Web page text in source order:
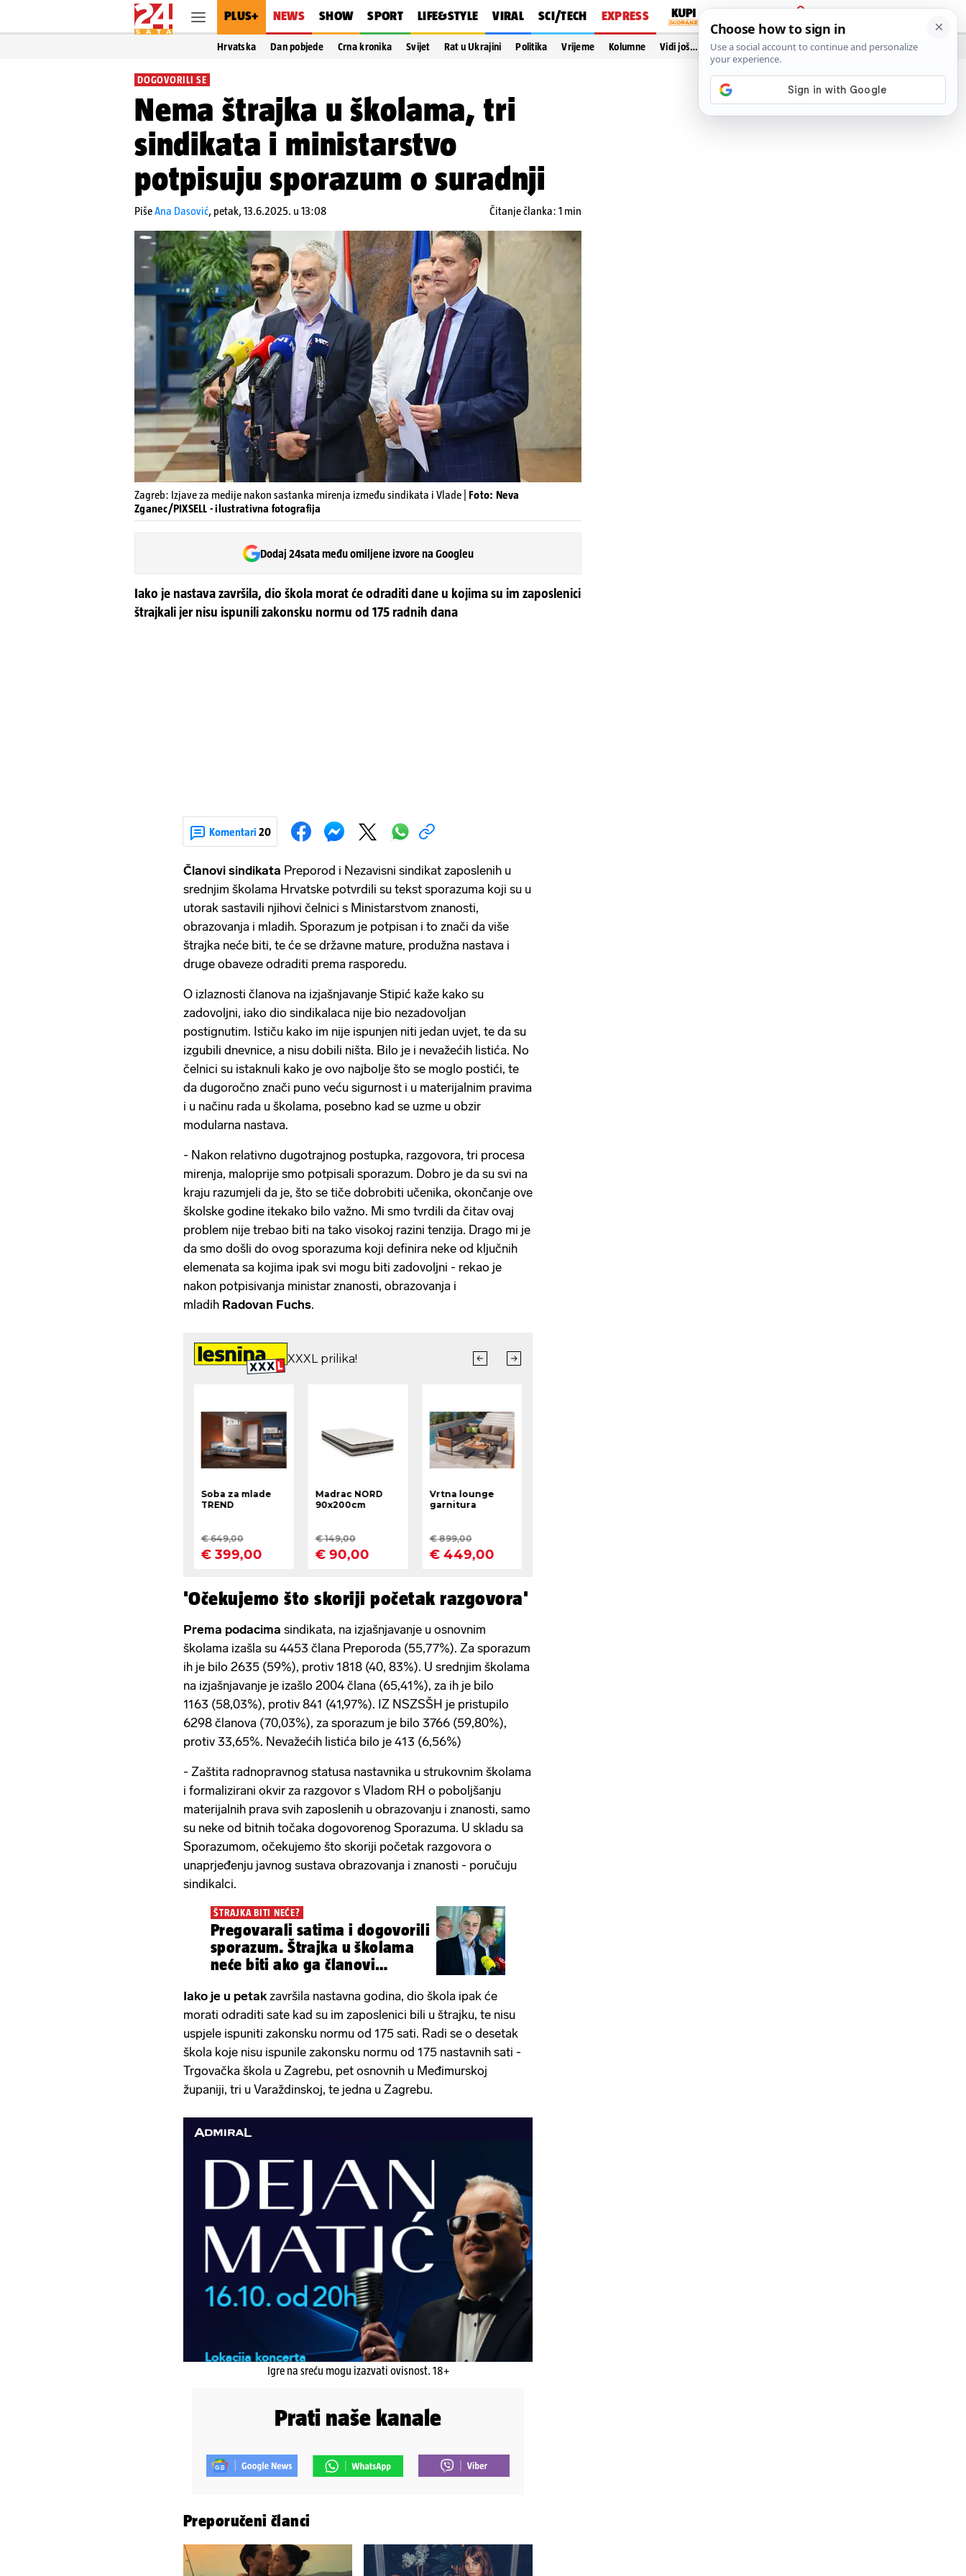
PLUS+ NEWS SHOW SPORT LIFE&STYLE VIRAL SCI/TECH EXPRESS
PRIJAVA
Hrvatska Dan pobjede Crna kronika Svijet Rat u Ukrajini Politika Vrijeme Kolumne Vidi još…
DOGOVORILI SE
Nema štrajka u školama, tri
sindikata i ministarstvo
potpisuju sporazum o suradnji
PišeAna Dasović, petak, 13.6.2025. u 13:08 Čitanje članka: 1 min
Zagreb: Izjave za medije nakon sastanka mirenja između sindikata i Vlade | Foto: Neva
Zganec/PIXSELL - ilustrativna fotografija
Dodaj 24sata među omiljene izvore na Googleu
Iako je nastava završila, dio škola morat će odraditi dane u kojima su im zaposlenici
štrajkali jer nisu ispunili zakonsku normu od 175 radnih dana
Komentari 20
Članovi sindikata Preporod i Nezavisni sindikat zaposlenih u
srednjim školama Hrvatske potvrdili su tekst sporazuma koji su u
utorak sastavili njihovi čelnici s Ministarstvom znanosti,
obrazovanja i mladih. Sporazum je potpisan i to znači da više
štrajka neće biti, te će se državne mature, produžna nastava i
druge obaveze odraditi prema rasporedu.
O izlaznosti članova na izjašnjavanje Stipić kaže kako su
zadovoljni, iako dio sindikalaca nije bio nezadovoljan
postignutim. Ističu kako im nije ispunjen niti jedan uvjet, te da su
izgubili dnevnice, a nisu dobili ništa. Bilo je i nevažećih listića. No
čelnici su istaknuli kako je ovo najbolje što se moglo postići, te
da dugoročno znači puno veću sigurnost i u materijalnim pravima
i u načinu rada u školama, posebno kad se uzme u obzir
modularna nastava.
- Nakon relativno dugotrajnog postupka, razgovora, tri procesa
mirenja, maloprije smo potpisali sporazum. Dobro je da su svi na
kraju razumjeli da je, što se tiče dobrobiti učenika, okončanje ove
školske godine itekako bilo važno. Mi smo tvrdili da čitav ovaj
problem nije trebao biti na tako visokoj razini tenzija. Drago mi je
da smo došli do ovog sporazuma koji definira neke od ključnih
elemenata sa kojima ipak svi mogu biti zadovoljni - rekao je
nakon potpisivanja ministar znanosti, obrazovanja i
mladih Radovan Fuchs.
'Očekujemo što skoriji početak razgovora'
Prema podacima sindikata, na izjašnjavanje u osnovnim
školama izašla su 4453 člana Preporoda (55,77%). Za sporazum
ih je bilo 2635 (59%), protiv 1818 (40, 83%). U srednjim školama
na izjašnjavanje je izašlo 2004 člana (65,41%), za ih je bilo
1163 (58,03%), protiv 841 (41,97%). IZ NSZSŠH je pristupilo
6298 članova (70,03%), za sporazum je bilo 3766 (59,80%),
protiv 33,65%. Nevažećih listića bilo je 413 (6,56%)
- Zaštita radnopravnog statusa nastavnika u strukovnim školama
i formalizirani okvir za razgovor s Vladom RH o poboljšanju
materijalnih prava svih zaposlenih u obrazovanju i znanosti, samo
su neke od bitnih točaka dogovorenog Sporazuma. U skladu sa
Sporazumom, očekujemo što skoriji početak razgovora o
unaprjeđenju javnog sustava obrazovanja i znanosti - poručuju
sindikalci.
ŠTRAJKA BITI NEĆE?
Pregovarali satima i dogovorili
sporazum. Štrajka u školama
neće biti ako ga članovi
Iako je u petakzavršila nastavna godina, dio škola ipak će
morati odraditi sate kad su im zaposlenici bili u štrajku, te nisu
uspjele ispuniti zakonsku normu od 175 sati. Radi se o desetak
škola koje nisu ispunile zakonsku normu od 175 nastavnih sati -
Trgovačka škola u Zagrebu, pet osnovnih u Međimurskoj
županiji, tri u Varaždinskoj, te jedna u Zagrebu.
Igre na sreću mogu izazvati ovisnost. 18+
Prati naše kanale
Preporučeni članci